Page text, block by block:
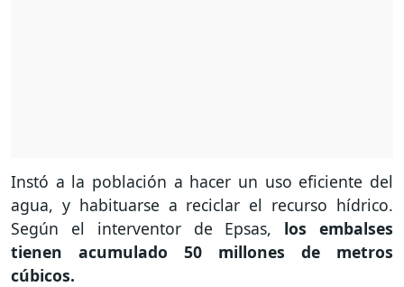
Instó a la población a hacer un uso eficiente del
agua, y habituarse a reciclar el recurso hídrico.
Según el interventor de Epsas, los embalses
tienen acumulado 50 millones de metros
cúbicos.